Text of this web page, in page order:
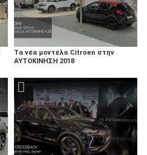
Τα νέα μοντέλα Citroen στην
ΑΥΤΟΚΙΝΗΣΗ 2018